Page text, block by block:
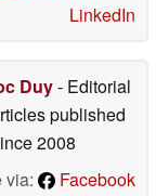
LinkedIn
Duy- Editorial
published
2008
via:
Facebook